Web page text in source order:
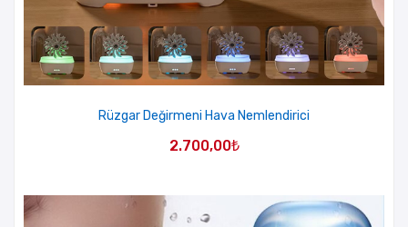
Rüzgar Değirmeni Hava Nemlendirici
2.700,00₺